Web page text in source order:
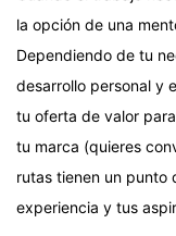
la opción de una
Dependiendo de tu
desarrollo personal y
tu oferta de valor
tu marca (quieres
rutas tienen un punto
experiencia y tus